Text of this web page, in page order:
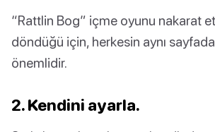
“Rattlin Bog” içme oyunu nakarat
döndüğü için, herkesin aynı
önemlidir.
2. Kendini ayarla.